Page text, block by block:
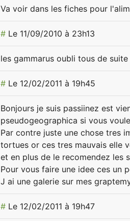
Va voir dans les fiches pour
# Le 11/09/2010 à 23h13
les gammarus oubli tous de
# Le 12/02/2011 à 19h45
Bonjours je suis passiinez est
pseudogeographica si vous
Par contre juste une chose tres
tortues or ces tres mauvais elle
et en plus de le recomendez les
Pour vous faire une idee ces un
J ai une galerie sur mes
# Le 12/02/2011 à 19h47